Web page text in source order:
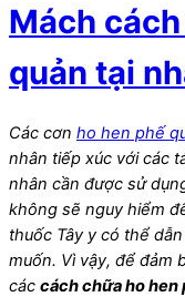
Mách
quản tại
Các cơn ho hen phế
nhân tiếp xúc với các
nhân cần được sử
không sẽ nguy hiểm
thuốc Tây y có thể
muốn. Vì vậy, để đảm
các cách chữa ho hen